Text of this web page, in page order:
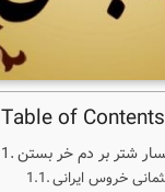
Table of Contents
شتر بر دم خر بستن
خروس ایرانی